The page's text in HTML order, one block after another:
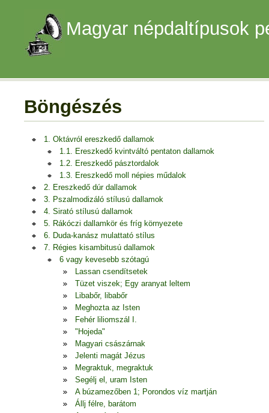
Magyar népdaltípusok
Böngészés
1. Oktávról ereszkedő dallamok
1.1. Ereszkedő kvintváltó pentaton dallamok
1.2. Ereszkedő pásztordalok
1.3. Ereszkedő moll népies műdalok
2. Ereszkedő dúr dallamok
3. Pszalmodizáló stílusú dallamok
4. Sirató stílusú dallamok
5. Rákóczi dallamkör és fríg környezete
6. Duda-kanász mulattató stílus
7. Régies kisambitusú dallamok
6 vagy kevesebb szótagú
Lassan csendítsetek
Tüzet viszek; Egy aranyat leltem
Libabőr, libabőr
Meghozta az Isten
Fehér liliomszál I.
"Hojeda"
Magyari császárnak
Jelenti magát Jézus
Megraktuk, megraktuk
Segélj el, uram Isten
A búzamezőben 1; Porondos víz martján
Állj félre, barátom